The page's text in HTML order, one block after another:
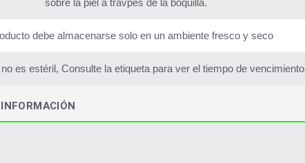
sobre la piel a travpes de la boquilla.
debe almacenarse solo en un ambiente fresco y seco
es estéril, Consulte la etiqueta para ver el tiempo de vencimiento